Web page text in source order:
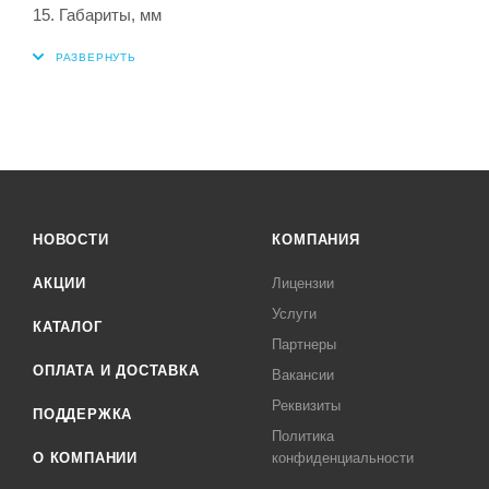
15. Габариты, мм 297 x
НОВОСТИ
АКЦИИ
КАТАЛОГ
ОПЛАТА И ДОСТАВКА
ПОДДЕРЖКА
О КОМПАНИИ
КОМПАНИЯ
Лицензии
Услуги
Партнеры
Вакансии
Реквизиты
Политика
конфиденциальности